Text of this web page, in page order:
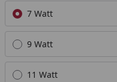
Alle anzeigen (5)
7 Watt
9 Watt
11 Watt